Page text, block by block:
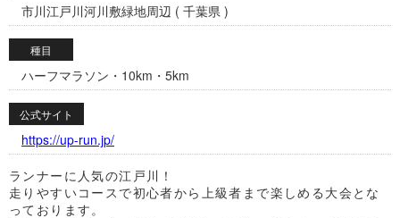
市川江戸川河川敷緑地周辺 ( 千葉県 )
種目
ハーフマラソン・10km・5km
公式サイト
https://up-run.jp/
ランナーに人気の江戸川！
走りやすいコースで初心者から上級者まで楽しめる大会とな
っております。